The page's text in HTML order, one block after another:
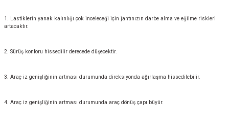
1. Lastiklerin yanak kalınlığı çok inceleceği için jantınızın darbe alma ve eğilme riskleri
artacaktır.
2. Sürüş konforu hissedilir derecede düşecektir.
3. Araç iz genişliğinin artması durumunda direksiyonda ağırlaşma hissedilebilir.
4. Araç iz genişliğinin artması durumunda araç dönüş çapı büyür.